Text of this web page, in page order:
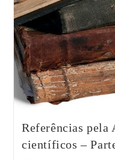
Referências pela
científicos –